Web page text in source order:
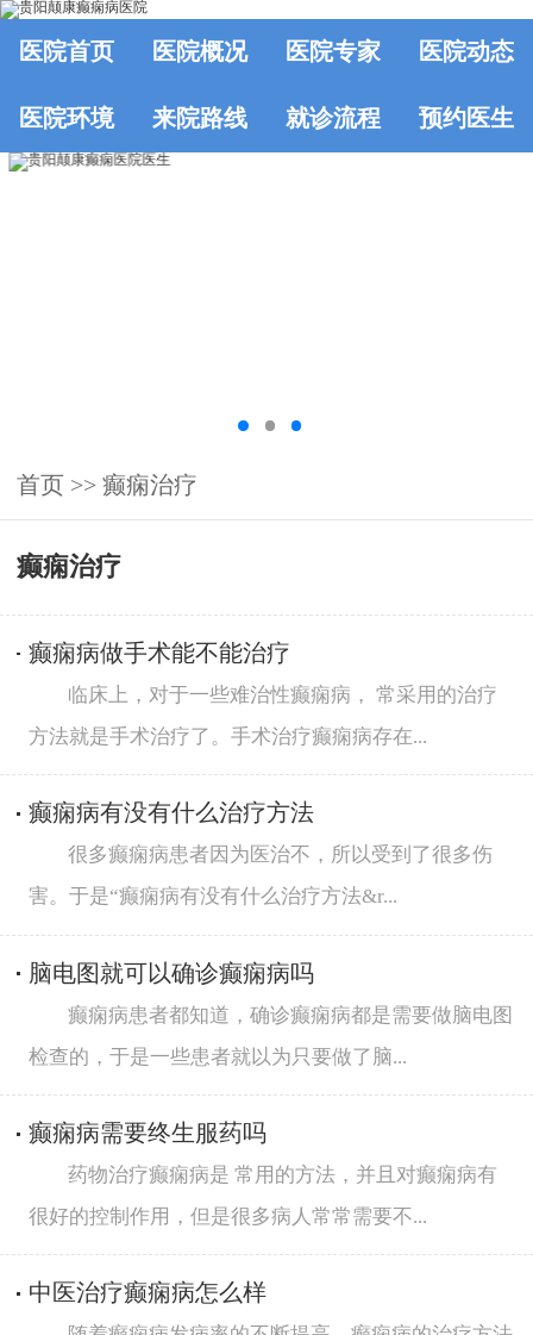
医院首页 医院概况 医院专家 医院动态
医院环境 来院路线 就诊流程 预约医生
首页 >> 癫痫治疗
癫痫治疗
癫痫病做手术能不能治疗
临床上，对于一些难治性癫痫病， 常采用的治疗
方法就是手术治疗了。手术治疗癫痫病存在...
癫痫病有没有什么治疗方法
很多癫痫病患者因为医治不，所以受到了很多伤
害。于是“癫痫病有没有什么治疗方法&r...
脑电图就可以确诊癫痫病吗
癫痫病患者都知道，确诊癫痫病都是需要做脑电图
检查的，于是一些患者就以为只要做了脑...
癫痫病需要终生服药吗
药物治疗癫痫病是 常用的方法，并且对癫痫病有
很好的控制作用，但是很多病人常常需要不...
中医治疗癫痫病怎么样